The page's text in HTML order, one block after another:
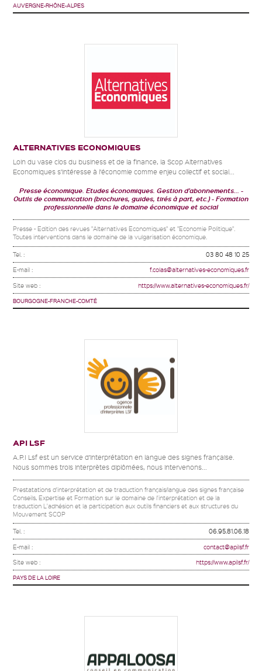
AUVERGNE-RHÔNE-ALPES
ALTERNATIVES ECONOMIQUES
Loin du vase clos du business et de la finance, la Scop Alternatives
Economiques s’intéresse à l’économie comme enjeu collectif et social...
Presse économique. Etudes économiques. Gestion d'abonnements...
Outils de communication (brochures, guides, tirés à part, etc.)
Formation
professionnelle dans le domaine économique et social
Presse - Edition des revues "Alternatives Economiques" et "Economie Politique".
Toutes interventions dans le domaine de la vulgarisation économique.
Tel. : 03 80 48 10 25
E-mail : f.colas@alternatives-economiques.fr
Site web : https://www.alternatives-economiques.fr/
BOURGOGNE-FRANCHE-COMTÉ
API LSF
A.P.I Lsf est un service d’interprétation en langue des signes française.
Nous sommes trois interprètes diplômées, nous intervenons...
Prestatations d'interprétation et de traduction français/langue des signes française
Conseils, Expertise et Formation sur le domaine de l'interprétation et de la
traduction L'adhésion et la participation aux outils financiers et aux structures du
Mouvement SCOP
Tel. : 06.95.81.06.18
E-mail : contact@apilsf.fr
Site web : https://www.apilsf.fr/
PAYS DE LA LOIRE